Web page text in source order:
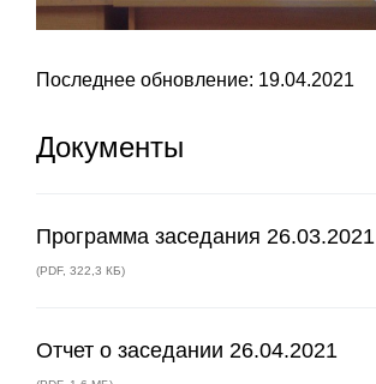
Последнее обновление: 19.04.2021
Документы
Программа заседания 26.03.2021
(PDF, 322,3 КБ)
Отчет о заседании 26.04.2021